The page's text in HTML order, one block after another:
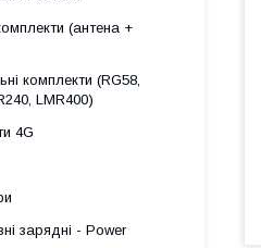
(антена +
комплекти (RG58,
LMR400)
4G
зарядні - Power